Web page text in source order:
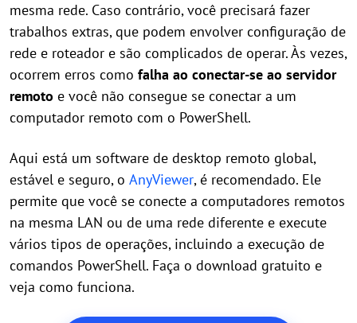
mesma rede. Caso contrário, você precisará fazer
trabalhos extras, que podem envolver configuração de
rede e roteador e são complicados de operar. Às vezes,
ocorrem erros como falha ao conectar-se ao servidor
remoto e você não consegue se conectar a um
computador remoto com o PowerShell.
Aqui está um software de desktop remoto global,
estável e seguro, o AnyViewer, é recomendado. Ele
permite que você se conecte a computadores remotos
na mesma LAN ou de uma rede diferente e execute
vários tipos de operações, incluindo a execução de
comandos PowerShell. Faça o download gratuito e
veja como funciona.